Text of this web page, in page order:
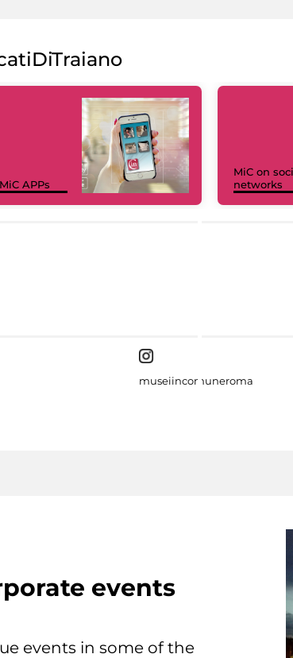
APPs
MiC on
networks
museiincomuneroma
events
events in some of the